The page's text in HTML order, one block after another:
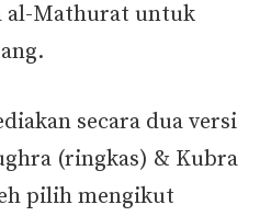
al-Mathurat untuk
secara dua versi
(ringkas) & Kubra
pilih mengikut